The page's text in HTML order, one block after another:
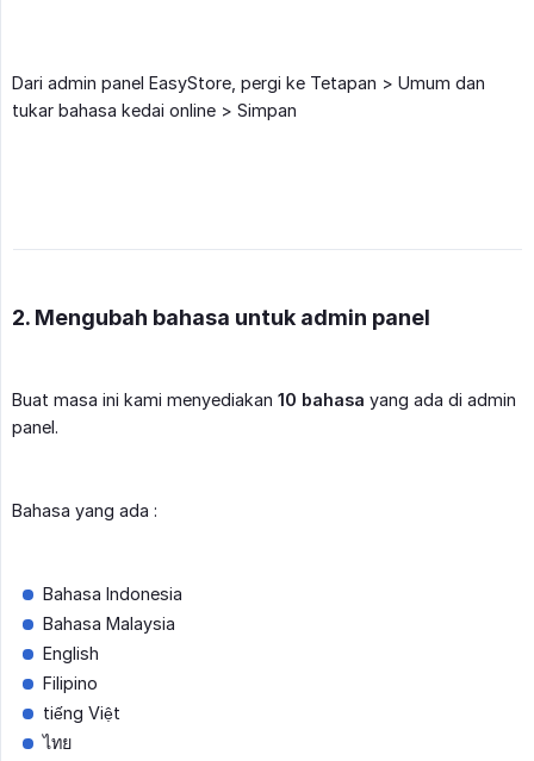
Dari admin panel EasyStore, pergi ke Tetapan > Umum dan
tukar bahasa kedai online > Simpan
2. Mengubah bahasa untuk admin panel
Buat masa ini kami menyediakan 10 bahasa yang ada di admin
panel.
Bahasa yang ada :
Bahasa Indonesia
Bahasa Malaysia
English
Filipino
tiếng Việt
ไทย